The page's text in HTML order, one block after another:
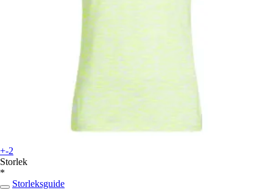
+-2
Storlek
*
Storleksguide